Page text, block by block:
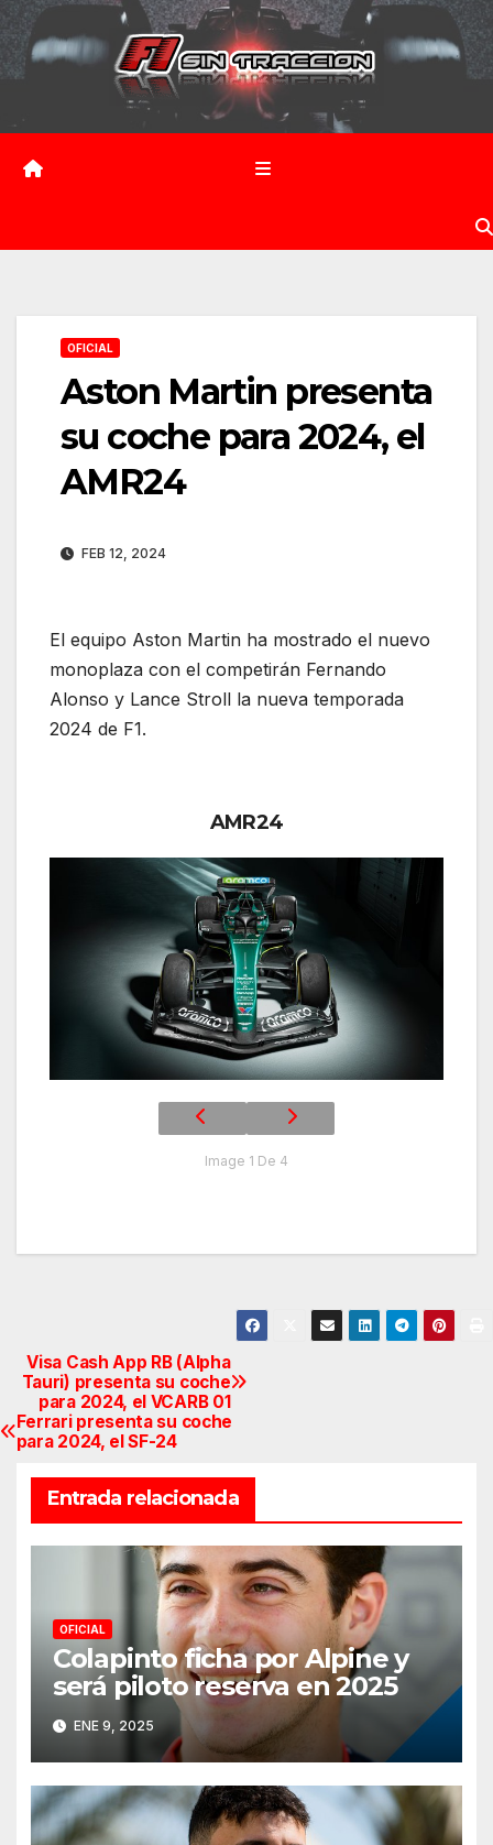
Saltar
contenido
OFICIAL
Aston Martin presenta
su coche para 2024, el
AMR24
FEB 12, 2024
El equipo Aston Martin ha mostrado el nuevo
monoplaza con el competirán Fernando
Alonso y Lance Stroll la nueva temporada
2024 de F1.
AMR24
Image 1 De 4
Navegación
de
entradas
Visa Cash App RB (Alpha
Tauri) presenta su coche
para 2024, el VCARB 01
Ferrari presenta su coche
para 2024, el SF-24
Entrada relacionada
OFICIAL
Colapinto ficha por Alpine y
será piloto reserva en 2025
ENE 9, 2025